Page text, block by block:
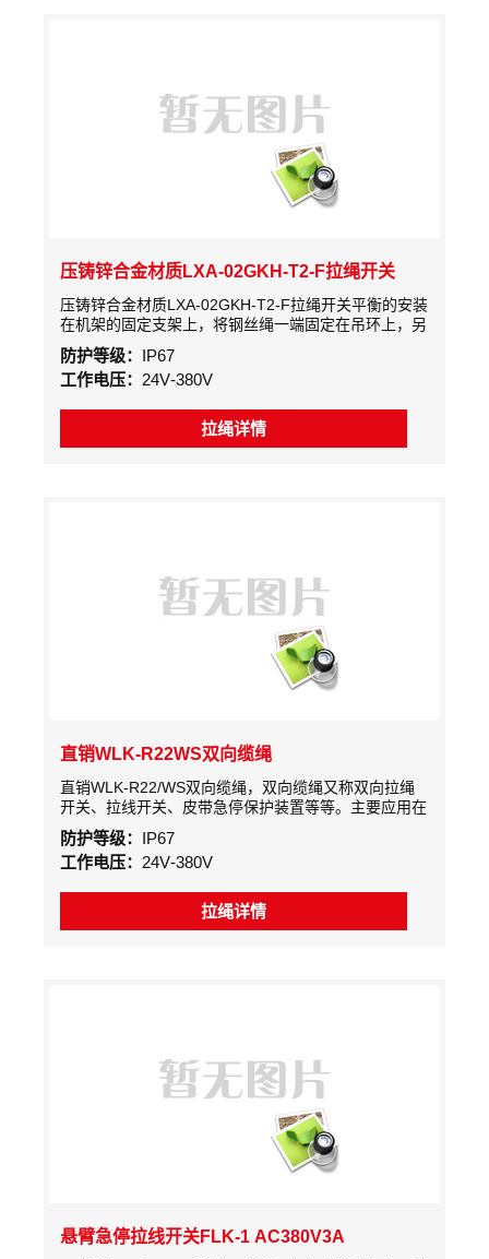
压铸锌合金材质LXA-02GKH-T2-F拉绳开关
压铸锌合金材质LXA-02GKH-T2-F拉绳开关平衡的安装
在机架的固定支架上，将钢丝绳一端固定在吊环上，另
一端固定在拉绳开关臂杆上。钢丝绳应每5米一个吊环
支撑，两开关之间的距离应不超过30米
防护等级： IP67
工作电压： 24V-380V
拉绳详情
直销WLK-R22WS双向缆绳
直销WLK-R22/WS双向缆绳，双向缆绳又称双向拉绳
开关、拉线开关、皮带急停保护装置等等。主要应用在
冶金、电力、煤岩、矿山及化工等行业的输送系统中，
是输送机自动化控制不可缺少的传感元件，本产品是一
种胶带运输机现场紧急事故停机的保护装置。
防护等级： IP67
工作电压： 24V-380V
拉绳详情
悬臂急停拉线开关FLK-1 AC380V3A